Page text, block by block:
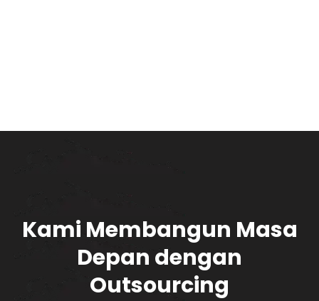
Kami Membangun Masa
Depan dengan
Outsourcing